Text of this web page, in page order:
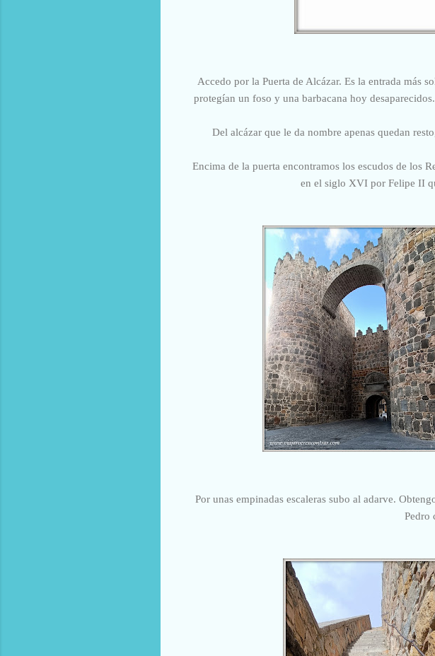
Accedo por la Puerta de Alcázar. Es la entrada más
protegían un foso y una barbacana hoy
Del alcázar que le da nombre apenas quedan
Encima de la puerta encontramos los escudos de los
en el siglo XVI por Felipe II
Por unas empinadas escaleras subo al adarve.
Pedro